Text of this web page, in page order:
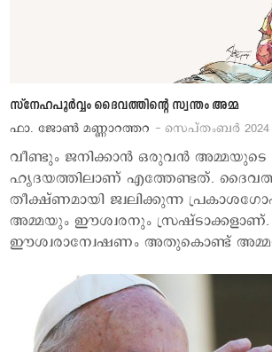
സ്നേഹപൂര്‍വ്വം ദൈവത്തിന്‍റെ സ്വന്തം അമ്മ
ഫാ. ജോണ്‍ മണ്ണാറത്തറ - സെപ്തംബര്‍ 2024
വീണ്ടും ജനിക്കാന്‍ ഒരുവന്‍ അമ്മയുടെ
ഹൃദയത്തിലാണ് എത്തേണ്ടത്.
തീക്ഷ്ണമായി ജ്വലിക്കുന്ന
അമ്മയും ഈശ്വരനും സ്രഷ്ടാക്കളാണ്.
ഈശ്വരാന്വേഷണം അതുകൊണ്ട്